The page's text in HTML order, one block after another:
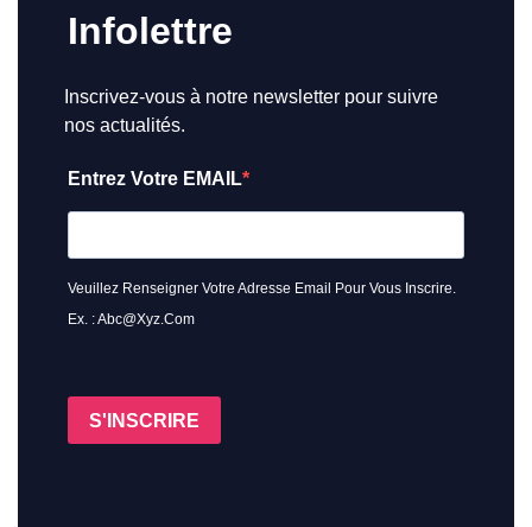
Infolettre
Inscrivez-vous à notre newsletter pour suivre
nos actualités.
Entrez Votre EMAIL
Veuillez Renseigner Votre Adresse Email Pour Vous Inscrire.
Ex. : Abc@xyz.com
S'INSCRIRE